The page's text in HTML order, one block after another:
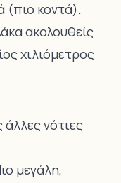
(πιο κοντά).
ακολουθείς
χιλιόμετρος
άλλες νότιες
μεγάλη,